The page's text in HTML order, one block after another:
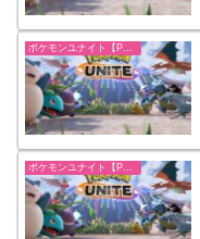
ポケモンユナイト【Pokémon UNITE】